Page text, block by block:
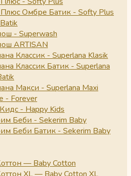
Омбре Батик - Softy Plus
- Superwash
ARTISAN
Классик - Superlana Klasik
Классик Батик - Superlana
Макси - Superlana Maxi
- Forever
- Happy Kids
Беби - Sekerim Baby
Беби Батик - Sekerim Baby
— Baby Cotton